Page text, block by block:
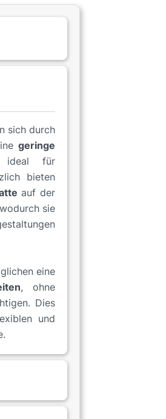
sich durch
geringe
ideal für
bieten
auf der
sie
eine
, ohne
Dies
und